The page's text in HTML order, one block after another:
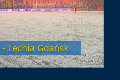
Lechia Gdańsk